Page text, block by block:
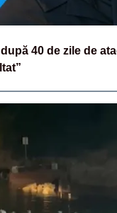
40 de zile de